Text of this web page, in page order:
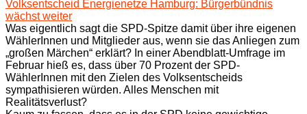
Volksentscheid Energienetze Hamburg: Bürgerbündnis
wächst weiter
Was eigentlich sagt die SPD-Spitze damit über ihre eigenen
WählerInnen und Mitglieder aus, wenn sie das Anliegen zum
„großen Märchen“ erklärt? In einer Abendblatt-Umfrage im
Februar hieß es, dass über 70 Prozent der SPD-
WählerInnen mit den Zielen des Volksentscheids
sympathisieren würden. Alles Menschen mit
Realitätsverlust?